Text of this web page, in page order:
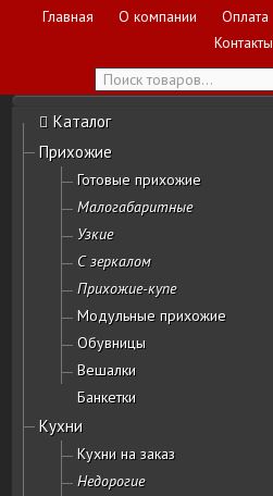
Главная О компании Оплата
Контакты
Каталог
Прихожие
Готовые прихожие
Малогабаритные
Узкие
С зеркалом
Прихожие-купе
Модульные прихожие
Обувницы
Вешалки
Банкетки
Кухни
Кухни на заказ
Недорогие